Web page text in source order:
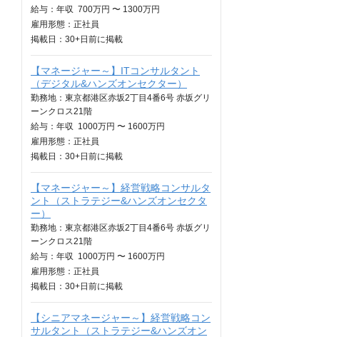
給与： 年収 700万円 〜 1300万円
雇用形態：正社員
掲載日： 30+日 前に掲載
【マネージャー～】ITコンサルタント
（デジタル&ハンズオンセクター）
勤務地：東京都港区赤坂2丁目4番6号 赤坂グリ
ーンクロス21階
給与： 年収 1000万円 〜 1600万円
雇用形態：正社員
掲載日： 30+日 前に掲載
【マネージャー～】経営戦略コンサルタ
ント（ストラテジー&ハンズオンセクタ
ー）
勤務地：東京都港区赤坂2丁目4番6号 赤坂グリ
ーンクロス21階
給与： 年収 1000万円 〜 1600万円
雇用形態：正社員
掲載日： 30+日 前に掲載
【シニアマネージャー～】経営戦略コン
サルタント（ストラテジー&ハンズオン